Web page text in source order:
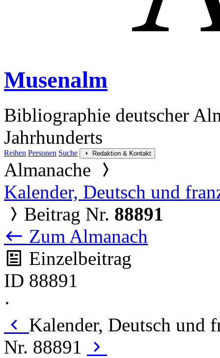
Musenalm
Bibliographie deutscher
Jahrhunderts
Reihen Personen Suche Redaktion & Kontakt
Almanache
Kalender, Deutsch und
Beitrag Nr. 88891
Zum Almanach
Einzelbeitrag
ID 88891
·
Kalender, Deutsch und
Nr. 88891